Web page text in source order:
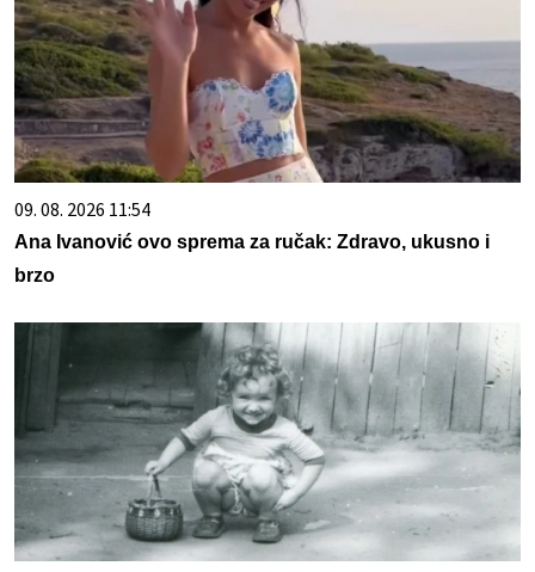
09. 08. 2026 11:54
Ana Ivanović ovo sprema za ručak: Zdravo, ukusno i
brzo